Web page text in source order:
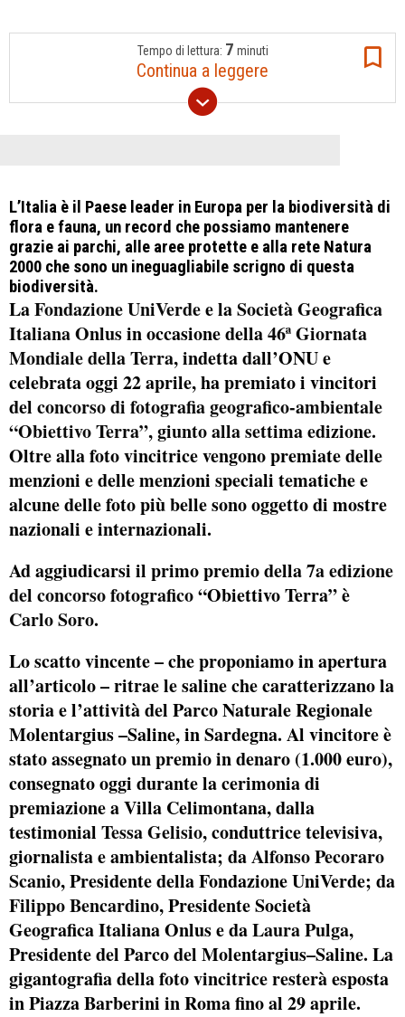
Tempo di lettura: 7 minuti
Continua a leggere
L’Italia è il Paese leader in Europa per la biodiversità di
flora e fauna, un record che possiamo mantenere
grazie ai parchi, alle aree protette e alla rete Natura
2000 che sono un ineguagliabile scrigno di questa
biodiversità.
LaFondazione UniVerdee laSocietà Geografica
Italiana Onlusin occasione della46ª Giornata
Mondiale della Terra,indetta dall’ONU e
celebrata oggi 22 aprile, ha premiato i vincitori
del concorso di fotografia geografico-ambientale
“Obiettivo Terra”, giunto alla settima edizione.
Oltre alla foto vincitrice vengono premiate delle
menzioni e delle menzioni speciali tematiche e
alcune delle foto più belle sono oggetto di mostre
nazionali e internazionali.
Ad aggiudicarsi il primo premio della7a edizione
del concorso fotografico“Obiettivo Terra” è
Carlo Soro.
Lo scatto vincente – che proponiamo in apertura
all’articolo – ritrae le saline che caratterizzano la
storia e l’attività del Parco Naturale Regionale
Molentargius –Saline, in Sardegna. Al vincitore è
stato assegnato un premio in denaro (1.000 euro),
consegnato oggi durante la cerimonia di
premiazione a Villa Celimontana, dalla
testimonial Tessa Gelisio, conduttrice televisiva,
giornalista e ambientalista; daAlfonso Pecoraro
Scanio, Presidente della Fondazione UniVerde; da
Filippo Bencardino, Presidente Società
Geografica Italiana Onlus e daLaura Pulga,
Presidente del Parco del Molentargius–Saline. La
gigantografia della foto vincitrice resterà esposta
in Piazza Barberini in Roma fino al 29 aprile.